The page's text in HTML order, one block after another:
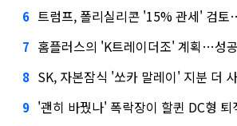
6 트럼프, 폴리실리콘 '15% 관세' 검토…한화
7 홈플러스의 'K트레이더조' 계획…성
8 SK, 자본잠식 '쏘카 말레이' 지분 더
9 '괜히 바꿨나' 폭락장이 할퀸 DC형 퇴직